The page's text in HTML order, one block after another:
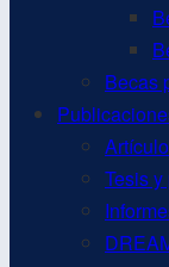
Becas
Tesis